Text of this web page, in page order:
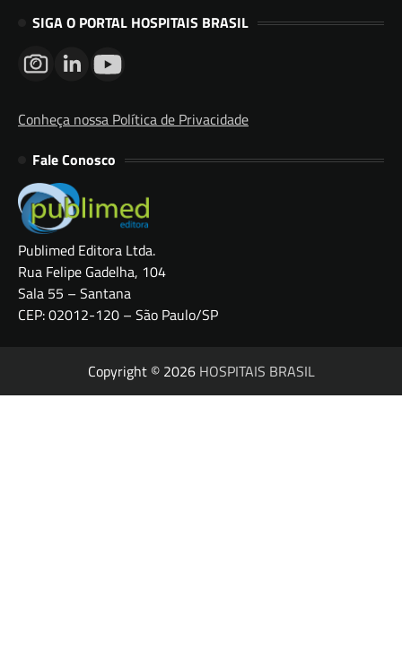
SIGA O PORTAL HOSPITAIS BRASIL
Conheça nossa Política de Privacidade
Fale Conosco
Publimed Editora Ltda.
Rua Felipe Gadelha, 104
Sala 55 – Santana
CEP: 02012-120 – São Paulo/SP
Copyright © 2026 HOSPITAIS BRASIL